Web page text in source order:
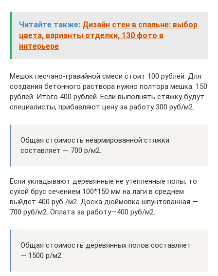
Читайте также: Дизайн стен в спальне: выбор
цвета, варианты отделки, 130 фото в
интерьере
Мешок песчано-гравийной смеси стоит 100 рублей. Для
создания бетонного раствора нужно полтора мешка: 150
рублей. Итого 400 рублей. Если выполнять стяжку будут
специалисты, прибавляют цену за работу 300 руб/м2.
Общая стоимость неармированной стяжки
составляет — 700 р/м2.
Если укладывают деревянные не утепленные полы, то
сухой брус сечением 100*150 мм на лаги в среднем
выйдет 400 руб /м2. Доска дюймовка шпунтованная —
700 руб/м2. Оплата за работу—400 руб/м2.
Общая стоимость деревянных полов составляет
— 1500 р/м2.